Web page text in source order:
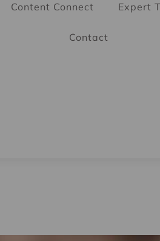
Content Connect Expert
Contact